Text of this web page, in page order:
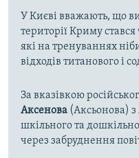
У Києві вважають, що
території Криму
які на тренуваннях
відходів титанового і
За вказівкою
Аксенова (Аксьонова)
шкільного та
через забруднення